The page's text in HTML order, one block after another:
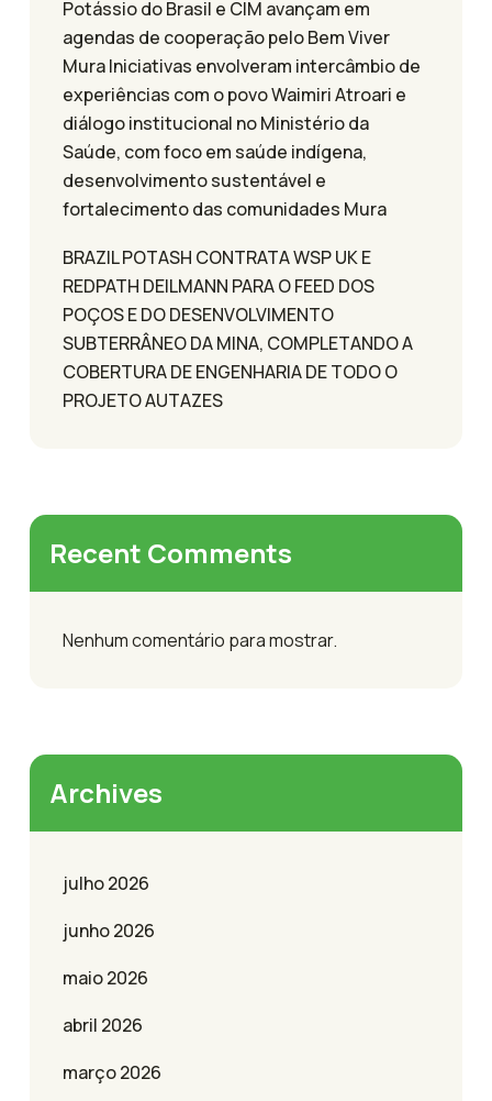
Potássio do Brasil e CIM avançam em
agendas de cooperação pelo Bem Viver
Mura Iniciativas envolveram intercâmbio de
experiências com o povo Waimiri Atroari e
diálogo institucional no Ministério da
Saúde, com foco em saúde indígena,
desenvolvimento sustentável e
fortalecimento das comunidades Mura
BRAZIL POTASH CONTRATA WSP UK E
REDPATH DEILMANN PARA O FEED DOS
POÇOS E DO DESENVOLVIMENTO
SUBTERRÂNEO DA MINA, COMPLETANDO A
COBERTURA DE ENGENHARIA DE TODO O
PROJETO AUTAZES
Recent Comments
Nenhum comentário para mostrar.
Archives
julho 2026
junho 2026
maio 2026
abril 2026
março 2026